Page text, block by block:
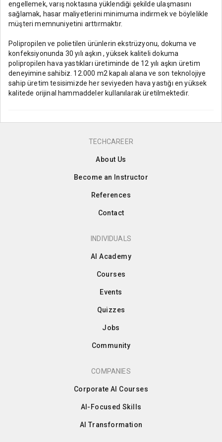
engellemek, varış noktasına yüklendiği şekilde ulaşmasını
sağlamak, hasar maliyetlerini minimuma indirmek ve böylelikle
müşteri memnuniyetini arttırmaktır.
Polipropilen ve polietilen ürünlerin ekstrüzyonu, dokuma ve
konfeksiyonunda 30 yılı aşkın , yüksek kaliteli dokuma
polipropilen hava yastıkları üretiminde de 12 yılı aşkın üretim
deneyimine sahibiz. 12.000 m2 kapalı alana ve son teknolojiye
sahip üretim tesisimizde her seviyeden hava yastığı en yüksek
kalitede orijinal hammaddeler kullanılarak üretilmektedir.
TECHCAREER
About Us
Become an Instructor
References
Contact
INDIVIDUALS
AI Academy
Courses
Events
Quizzes
Jobs
Community
COMPANIES
Corporate AI Courses
AI-Focused Skills
AI Transformation